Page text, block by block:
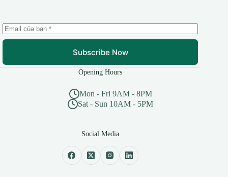
Subscribe Now
Opening Hours
Mon - Fri 9AM - 8PM
Sat - Sun 10AM - 5PM
Social Media